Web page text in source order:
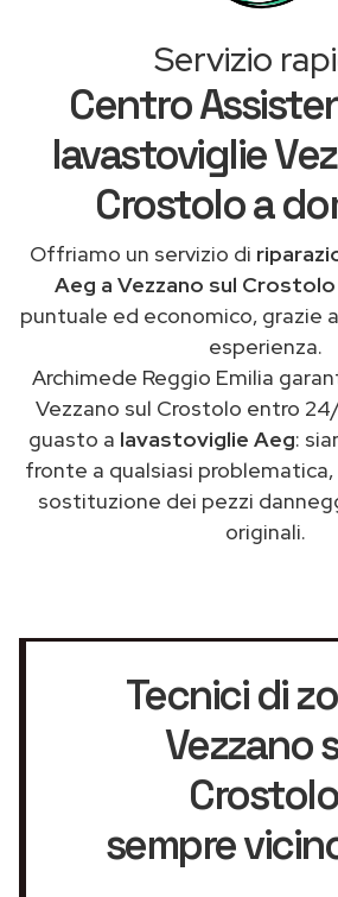
Servizio
Centro
lavastoviglie
Crostolo a
Offriamo un servizio di
Aeg a Vezzano sul Crostolo
puntuale ed economico, grazie
esperienza.
Archimede Reggio Emilia
Vezzano sul Crostolo entro
guasto a lavastoviglie Aeg:
fronte a qualsiasi
sostituzione dei pezzi
originali.
Tecnici di
Vezzano
Crostolo
sempre